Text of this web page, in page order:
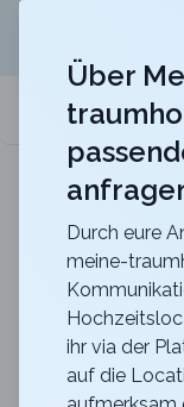
meine-
Für
Zurück zur Suche
Gurten-
Gurtners
Über
Durch eure
meine-
ihr via der
auf die